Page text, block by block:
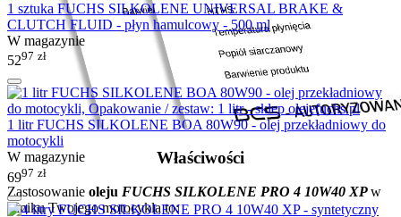
Właściwości
Zastosowanie oleju FUCHS SILKOLENE PRO 4 10W40 XPw
silniku Twojego motocykla to:
1 sztuka FUCHS SILKOLENE UNIVERSAL BRAKE &
CLUTCH FLUID - płyn hamulcowy - 500 ml
W magazynie
5297 zł
1 litr FUCHS SILKOLENE BOA 80W90 - olej przekładniowy do
motocykli
W magazynie
6997 zł